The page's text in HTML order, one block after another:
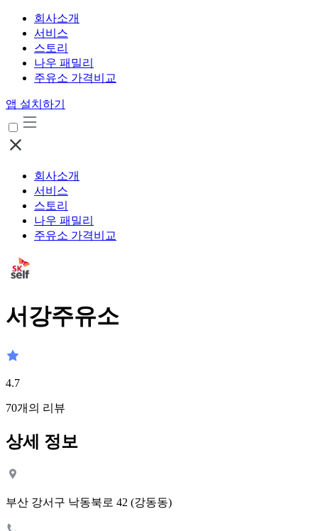
회사소개
서비스
스토리
나우 패밀리
주유소 가격비교
앱 설치하기
회사소개
서비스
스토리
나우 패밀리
주유소 가격비교
서강주유소
4.7
70개의 리뷰
상세 정보
부산 강서구 낙동북로 42 (강동동)